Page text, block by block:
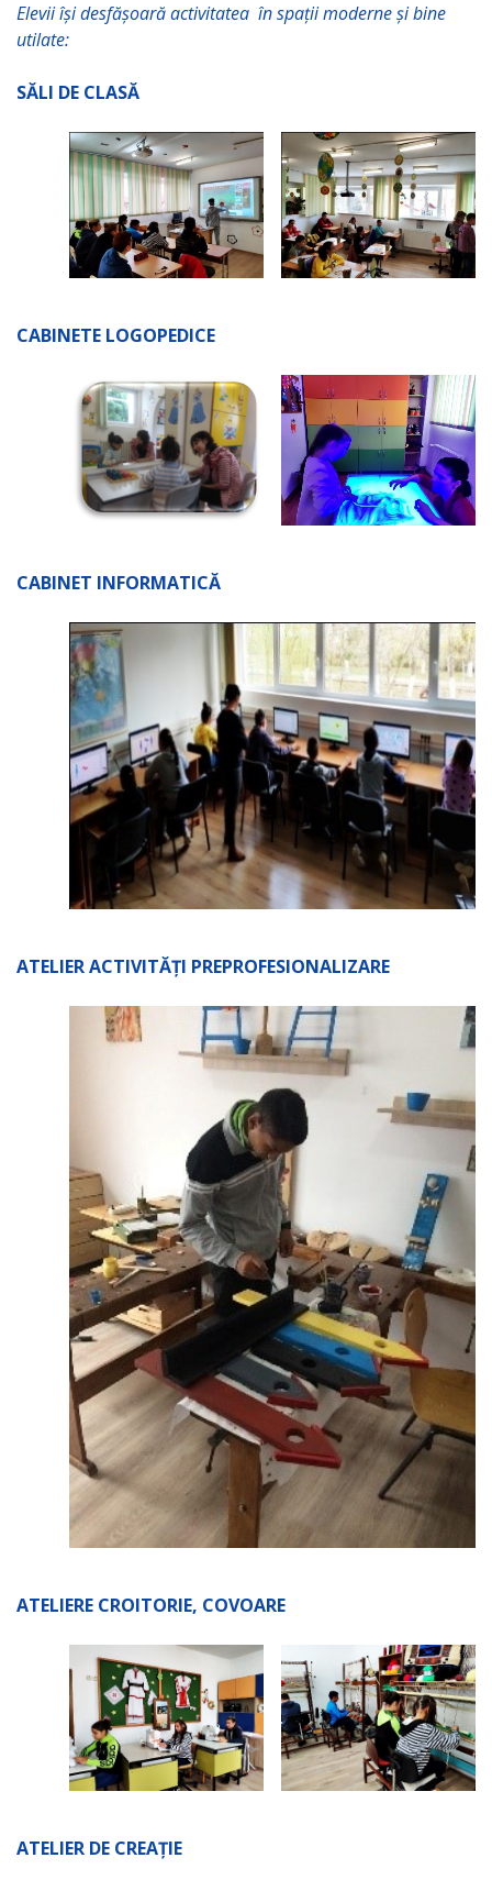
Elevii își desfășoară activitatea în spații moderne și bine
utilate:
SĂLI DE CLASĂ
CABINETE LOGOPEDICE
CABINET INFORMATICĂ
ATELIER ACTIVITĂȚI PREPROFESIONALIZARE
ATELIERE CROITORIE, COVOARE
ATELIER DE CREAȚIE